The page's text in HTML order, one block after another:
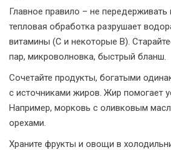
Главное правило – не
тепловая обработка разрушает
витамины (С и некоторые B).
пар, микроволновка, быстрый бланш.
Сочетайте продукты, богатыми
с источниками жиров. Жир помогает
Например, морковь с оливковым
орехами.
Храните фрукты и овощи в